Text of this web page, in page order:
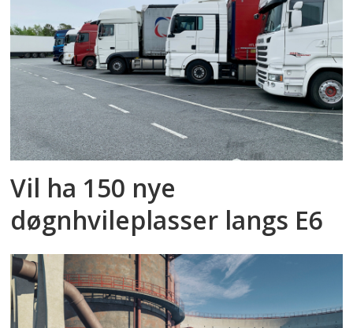
Vil ha 150 nye
døgnhvileplasser langs E6